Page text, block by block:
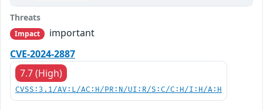
Threats
Impact
important
CVE-2024-2887
7.7 (High)
CVSS:3.1/AV:L/AC:H/PR:N/UI:R/S:C/C:H/I:H/A:H